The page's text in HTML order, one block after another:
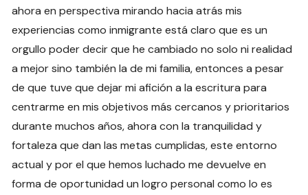
ahora en perspectiva mirando hacia atrás mis
experiencias como inmigrante está claro que es un
orgullo poder decir que he cambiado no solo ni realidad
a mejor sino también la de mi familia, entonces a pesar
de que tuve que dejar mi afición a la escritura para
centrarme en mis objetivos más cercanos y prioritarios
durante muchos años, ahora con la tranquilidad y
fortaleza que dan las metas cumplidas, este entorno
actual y por el que hemos luchado me devuelve en
forma de oportunidad un logro personal como lo es